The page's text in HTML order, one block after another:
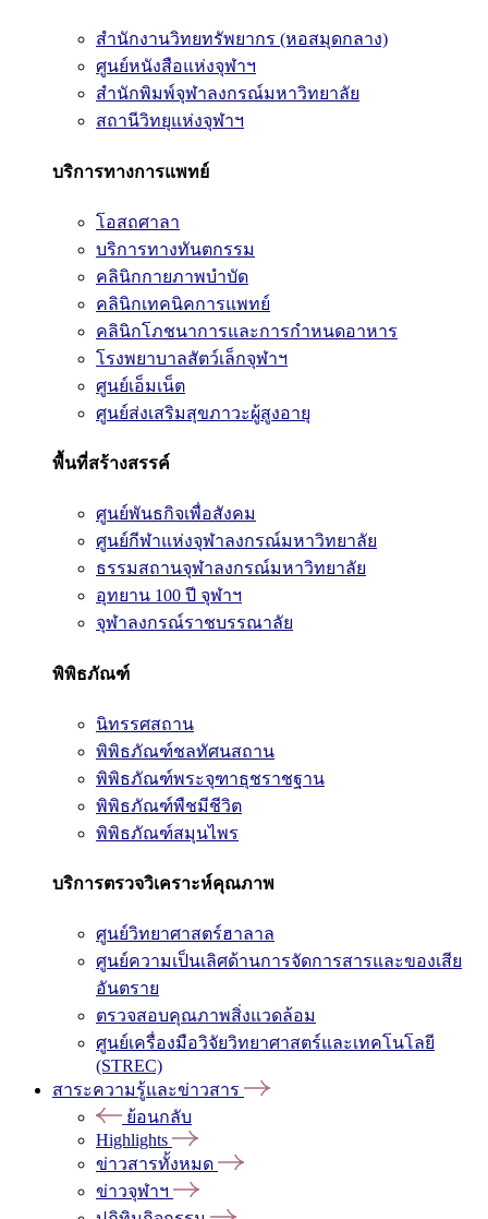
สำนักงานวิทยทรัพยากร (หอสมุดกลาง)
ศูนย์หนังสือแห่งจุฬาฯ
สำนักพิมพ์จุฬาลงกรณ์มหาวิทยาลัย
สถานีวิทยุแห่งจุฬาฯ
บริการทางการแพทย์
โอสถศาลา
บริการทางทันตกรรม
คลินิกกายภาพบำบัด
คลินิกเทคนิคการแพทย์
คลินิกโภชนาการและการกำหนดอาหาร
โรงพยาบาลสัตว์เล็กจุฬาฯ
ศูนย์เอ็มเน็ต
ศูนย์ส่งเสริมสุขภาวะผู้สูงอายุ
พื้นที่สร้างสรรค์
ศูนย์พันธกิจเพื่อสังคม
ศูนย์กีฬาแห่งจุฬาลงกรณ์มหาวิทยาลัย
ธรรมสถานจุฬาลงกรณ์มหาวิทยาลัย
อุทยาน 100 ปี จุฬาฯ
จุฬาลงกรณ์ราชบรรณาลัย
พิพิธภัณฑ์
นิทรรศสถาน
พิพิธภัณฑ์ชลทัศนสถาน
พิพิธภัณฑ์พระจุฑาธุชราชฐาน
พิพิธภัณฑ์พืชมีชีวิต
พิพิธภัณฑ์สมุนไพร
บริการตรวจวิเคราะห์คุณภาพ
ศูนย์วิทยาศาสตร์ฮาลาล
ศูนย์ความเป็นเลิศด้านการจัดการสารและของเสีย
อันตราย
ตรวจสอบคุณภาพสิ่งแวดล้อม
ศูนย์เครื่องมือวิจัยวิทยาศาสตร์และเทคโนโลยี
(STREC)
สาระความรู้และข่าวสาร
ย้อนกลับ
Highlights
ข่าวสารทั้งหมด
ข่าวจุฬาฯ